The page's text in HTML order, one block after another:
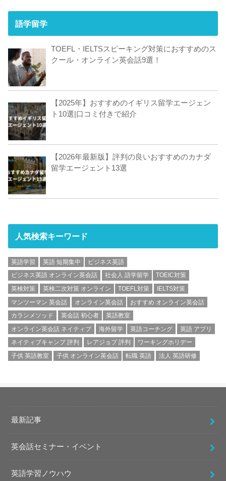
語学留学
TOEFL・IELTSスピーキング対策におすすめのス
クール・オンライン英会話9選！
【2025年】おすすめのイギリス留学エージェン
ト10選|口コミ付きで紹介
【2026年最新版】評判の良いおすすめのカナダ
留学エージェント13選
人気検索キーワード
英語学習 英語 短期集中
ビジネス英語
ビジネス英語 オンライン英会話
社会人 語学留学
TOEIC対策
英検対策
英検二次対策 オンライン TOEFL対策
IELTS対策
マンツーマン 英会話
オンライン英会話
おすすめ オンライン英会話
カランメソッド
英会話 初心者
英語教室
オンライン英会話 ネイティブ
海外留学 英語コーチング
英語 アプリ
ネイティブキャンプ 評判
レアジョブ 評判
ワーキングホリデー
子供 英語教室
子供 オンライン英会話 転職 英語 法人 英語研修
最新記事
英会話セミナー・イベント
英語学習ノウハウ